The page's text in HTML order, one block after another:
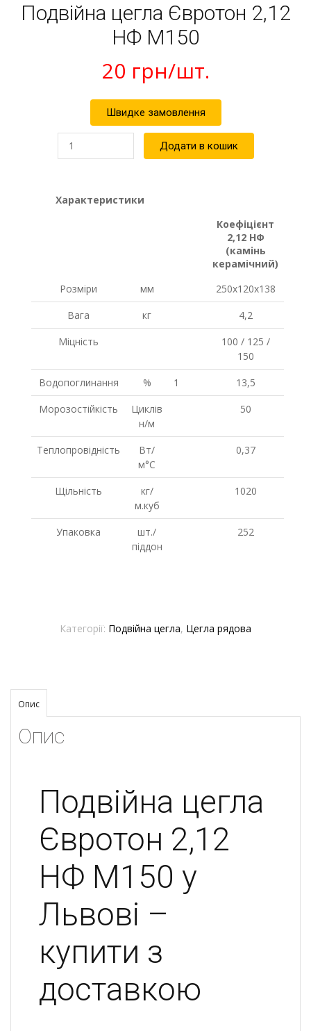
Подвійна цегла Євротон 2,12
НФ М150
20 грн/шт.
Швидке замовлення
цегла
М150
Додати в кошик
Характеристики
Коефіцієнт
2,12 НФ
(камінь
керамічний)
Розміри
мм
250х120х138
Вага
кг
4,2
Міцність
100 / 125 /
150
Водопоглинання
% 1
13,5
Морозостійкість
Циклів
н/м
50
Теплопровідність
Вт/
м°С
0,37
Щільність
кг/
м.куб
1020
Упаковка
шт./
піддон
252
Категорії: Подвійна цегла, Цегла рядова
Опис
Опис
Подвійна цегла
Євротон 2,12
НФ М150 у
Львові –
купити з
доставкою